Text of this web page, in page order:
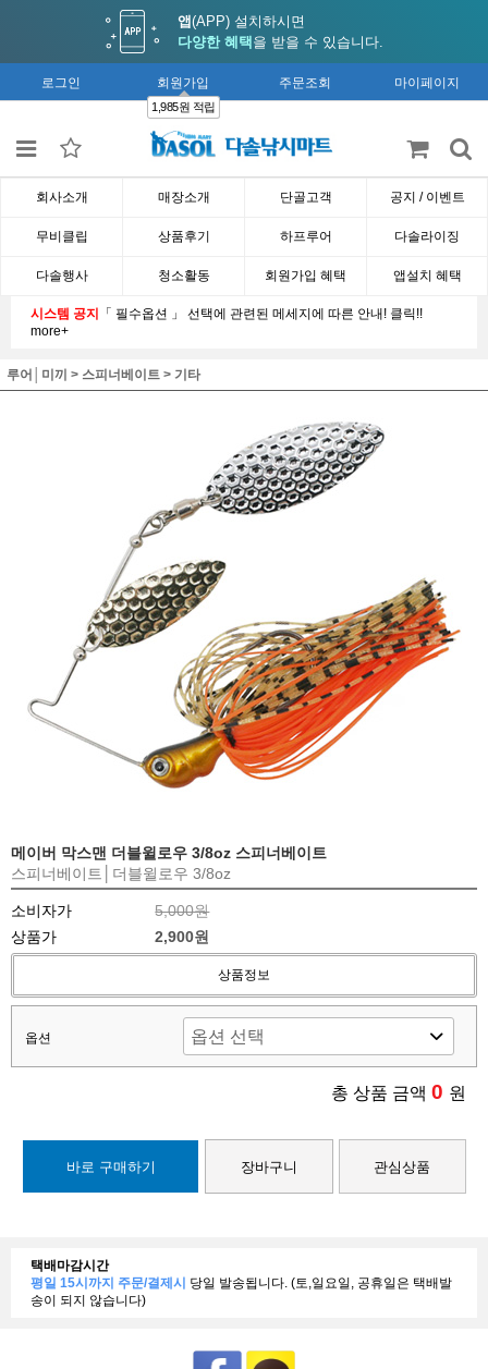
앱(APP) 설치하시면
다양한 혜택 을 받을 수 있습니다.
로그인 회원가입
1,985원 적립
주문조회 마이페이지
회사소개 매장소개 단골고객 공지 / 이벤트
무비클립 상품후기 하프루어 다솔라이징
다솔행사 청소활동 회원가입 혜택 앱설치 혜택
시스템 공지 「 필수옵션 」 선택에 관련된 메세지에 따른 안내! 클릭!!
more+
루어│미끼 > 스피너베이트 > 기타
메이버 막스맨 더블윌로우 3/8oz 스피너베이트
스피너베이트│더블윌로우 3/8oz
소비자가
5,000원
상품가
2,900원
상품정보
옵션
총 상품 금액 0 원
바로 구매하기 장바구니 관심상품
택배마감시간
평일 15시까지 주문/결제시 당일 발송됩니다. (토,일요일, 공휴일은 택배발
송이 되지 않습니다)